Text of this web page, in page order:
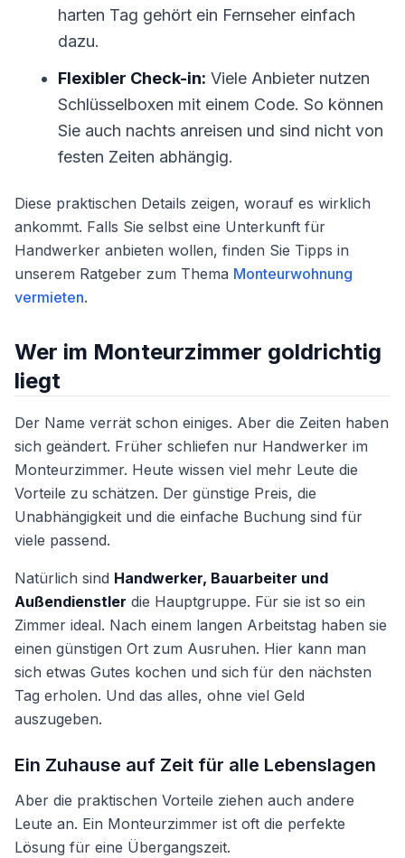
harten Tag gehört ein Fernseher einfach
dazu.
Flexibler Check-in: Viele Anbieter nutzen
Schlüsselboxen mit einem Code. So können
Sie auch nachts anreisen und sind nicht von
festen Zeiten abhängig.
Diese praktischen Details zeigen, worauf es wirklich
ankommt. Falls Sie selbst eine Unterkunft für
Handwerker anbieten wollen, finden Sie Tipps in
unserem Ratgeber zum Thema Monteurwohnung
vermieten.
Wer im Monteurzimmer goldrichtig
liegt
Der Name verrät schon einiges. Aber die Zeiten haben
sich geändert. Früher schliefen nur Handwerker im
Monteurzimmer. Heute wissen viel mehr Leute die
Vorteile zu schätzen. Der günstige Preis, die
Unabhängigkeit und die einfache Buchung sind für
viele passend.
Natürlich sind Handwerker, Bauarbeiter und
Außendienstler die Hauptgruppe. Für sie ist so ein
Zimmer ideal. Nach einem langen Arbeitstag haben sie
einen günstigen Ort zum Ausruhen. Hier kann man
sich etwas Gutes kochen und sich für den nächsten
Tag erholen. Und das alles, ohne viel Geld
auszugeben.
Ein Zuhause auf Zeit für alle Lebenslagen
Aber die praktischen Vorteile ziehen auch andere
Leute an. Ein Monteurzimmer ist oft die perfekte
Lösung für eine Übergangszeit.